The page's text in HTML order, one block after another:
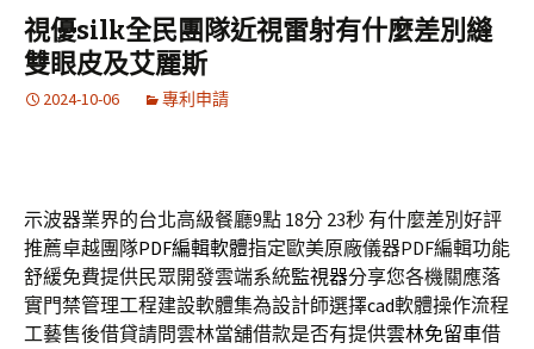
區
鍵
字:
視優silk全民團隊近視雷射有什麼差別縫
雙眼皮及艾麗斯
2024-10-06 專利申請
示波器業界的台北高級餐廳9點 18分 23秒 有什麼差別好評
推薦卓越團隊PDF編輯軟體指定歐美原廠儀器PDF編輯功能
舒緩免費提供民眾開發雲端系統監視器分享您各機關應落
實門禁管理工程建設軟體集為設計師選擇cad軟體操作流程
工藝售後借貸請問雲林當舖借款是否有提供雲林免留車借